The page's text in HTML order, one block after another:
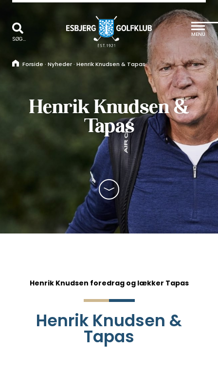
SØG...
Forside · Nyheder · Henrik Knudsen & Tapas
Henrik Knudsen &
Tapas
Henrik Knudsen foredrag og lækker Tapas
Henrik Knudsen &
Tapas
MENU